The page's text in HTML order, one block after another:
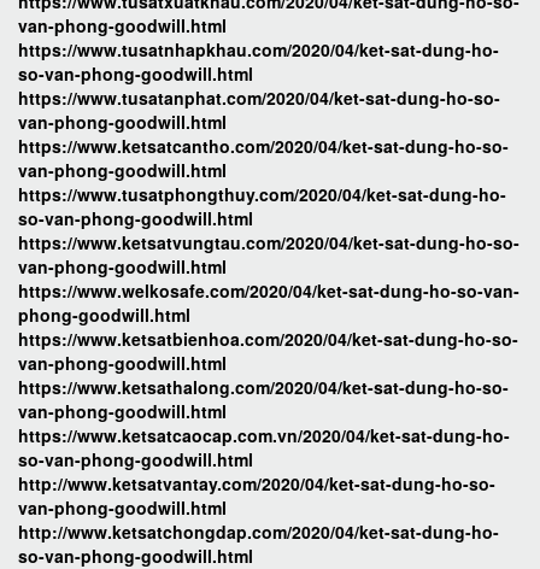
van-phong-goodwill.html
https://www.tusatnhapkhau.com/2020/04/ket-sat-dung-ho-
so-van-phong-goodwill.html
https://www.tusatanphat.com/2020/04/ket-sat-dung-ho-so-
van-phong-goodwill.html
https://www.ketsatcantho.com/2020/04/ket-sat-dung-ho-so-
van-phong-goodwill.html
https://www.tusatphongthuy.com/2020/04/ket-sat-dung-ho-
so-van-phong-goodwill.html
https://www.ketsatvungtau.com/2020/04/ket-sat-dung-ho-so-
van-phong-goodwill.html
https://www.welkosafe.com/2020/04/ket-sat-dung-ho-so-van-
phong-goodwill.html
https://www.ketsatbienhoa.com/2020/04/ket-sat-dung-ho-so-
van-phong-goodwill.html
https://www.ketsathalong.com/2020/04/ket-sat-dung-ho-so-
van-phong-goodwill.html
https://www.ketsatcaocap.com.vn/2020/04/ket-sat-dung-ho-
so-van-phong-goodwill.html
http://www.ketsatvantay.com/2020/04/ket-sat-dung-ho-so-
van-phong-goodwill.html
http://www.ketsatchongdap.com/2020/04/ket-sat-dung-ho-
so-van-phong-goodwill.html